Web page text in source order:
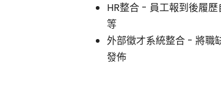
HR整合 - 員工報到後履
等
外部徵才系統整合 - 將職
發佈